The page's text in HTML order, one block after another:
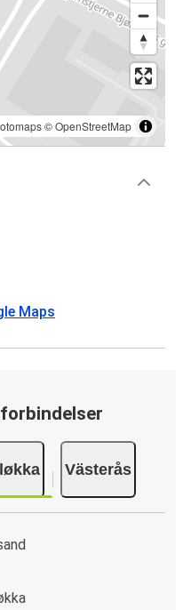
©OpenStreetMap
Maps
Västerås